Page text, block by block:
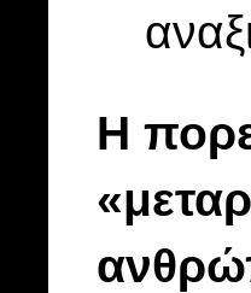
Η